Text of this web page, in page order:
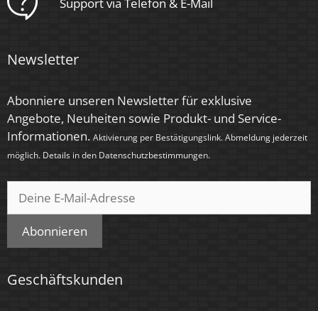
Support via Telefon & E-Mail
Newsletter
Abonniere unseren Newsletter für exklusive
Angebote, Neuheiten sowie Produkt- und Service-
Informationen. Aktivierung per Bestätigungslink. Abmeldung jederzeit
möglich. Details in den Datenschutzbestimmungen.
Abonnieren
Geschäftskunden